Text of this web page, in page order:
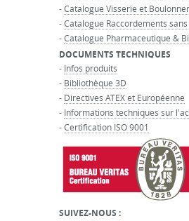
-Catalogue Visserie et
-Catalogue Raccordements
-Catalogue Pharmaceutique &
DOCUMENTS TECHNIQUES
- Infos produits
- Bibliothèque 3D
- Directives ATEX et Européenne
- Informations techniques sur
-Certification ISO 9001
SUIVEZ-NOUS :